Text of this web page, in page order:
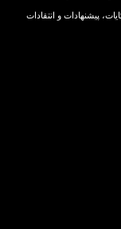
پیشنهادات و انتقادات